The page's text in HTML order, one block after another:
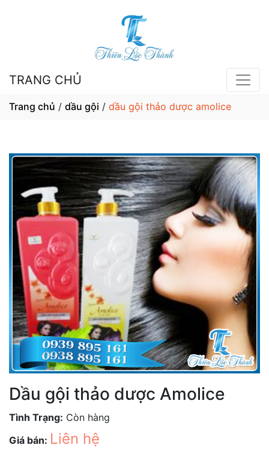
TRANG CHỦ
Trang chủ / dầu gội / dầu gội thảo dược amolice
Dầu gội thảo dược Amolice
Tình Trạng: Còn hàng
Giá bán: Liên hệ